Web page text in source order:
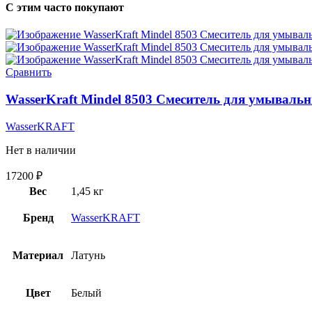
С этим часто покупают
Сравнить
WasserKraft Mindel 8503 Смеситель для
WasserKRAFT
Нет в наличии
17200 ₽
Вес
1,45 кг
Бренд WasserKRAFT
Материал Латунь
Цвет Белый